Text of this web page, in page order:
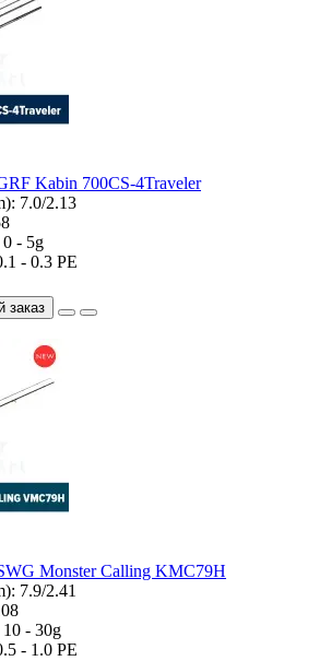
Kabin 700CS-4Traveler
7.0/2.13
0 - 5g
- 0.3 PE
заказ
Monster Calling KMC79H
7.9/2.41
10 - 30g
- 1.0 PE